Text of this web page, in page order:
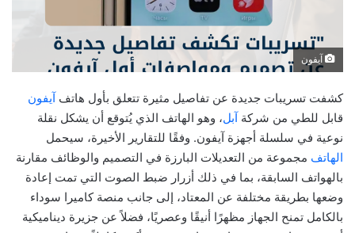
آيفون
كشفت تسريبات جديدة عن تفاصيل مثيرة تتعلق بأول هاتفآيفون
قابل للطي من شركةآبل، وهو الهاتف الذي يُتوقع أن يشكل نقلة
نوعية في سلسلة أجهزة آيفون. وفقًا للتقارير الأخيرة، سيحمل
الهاتف مجموعة من التعديلات البارزة في التصميم والوظائف مقارنة
بالهواتف السابقة، بما في ذلك أزرار ضبط الصوت التي تمت إعادة
وضعها بطريقة مختلفة عن المعتاد، إلى جانب منصة كاميرا سوداء
بالكامل تمنح الجهاز مظهرًا أنيقًا وعصريًا، فضلاً عن جزيرة ديناميكية